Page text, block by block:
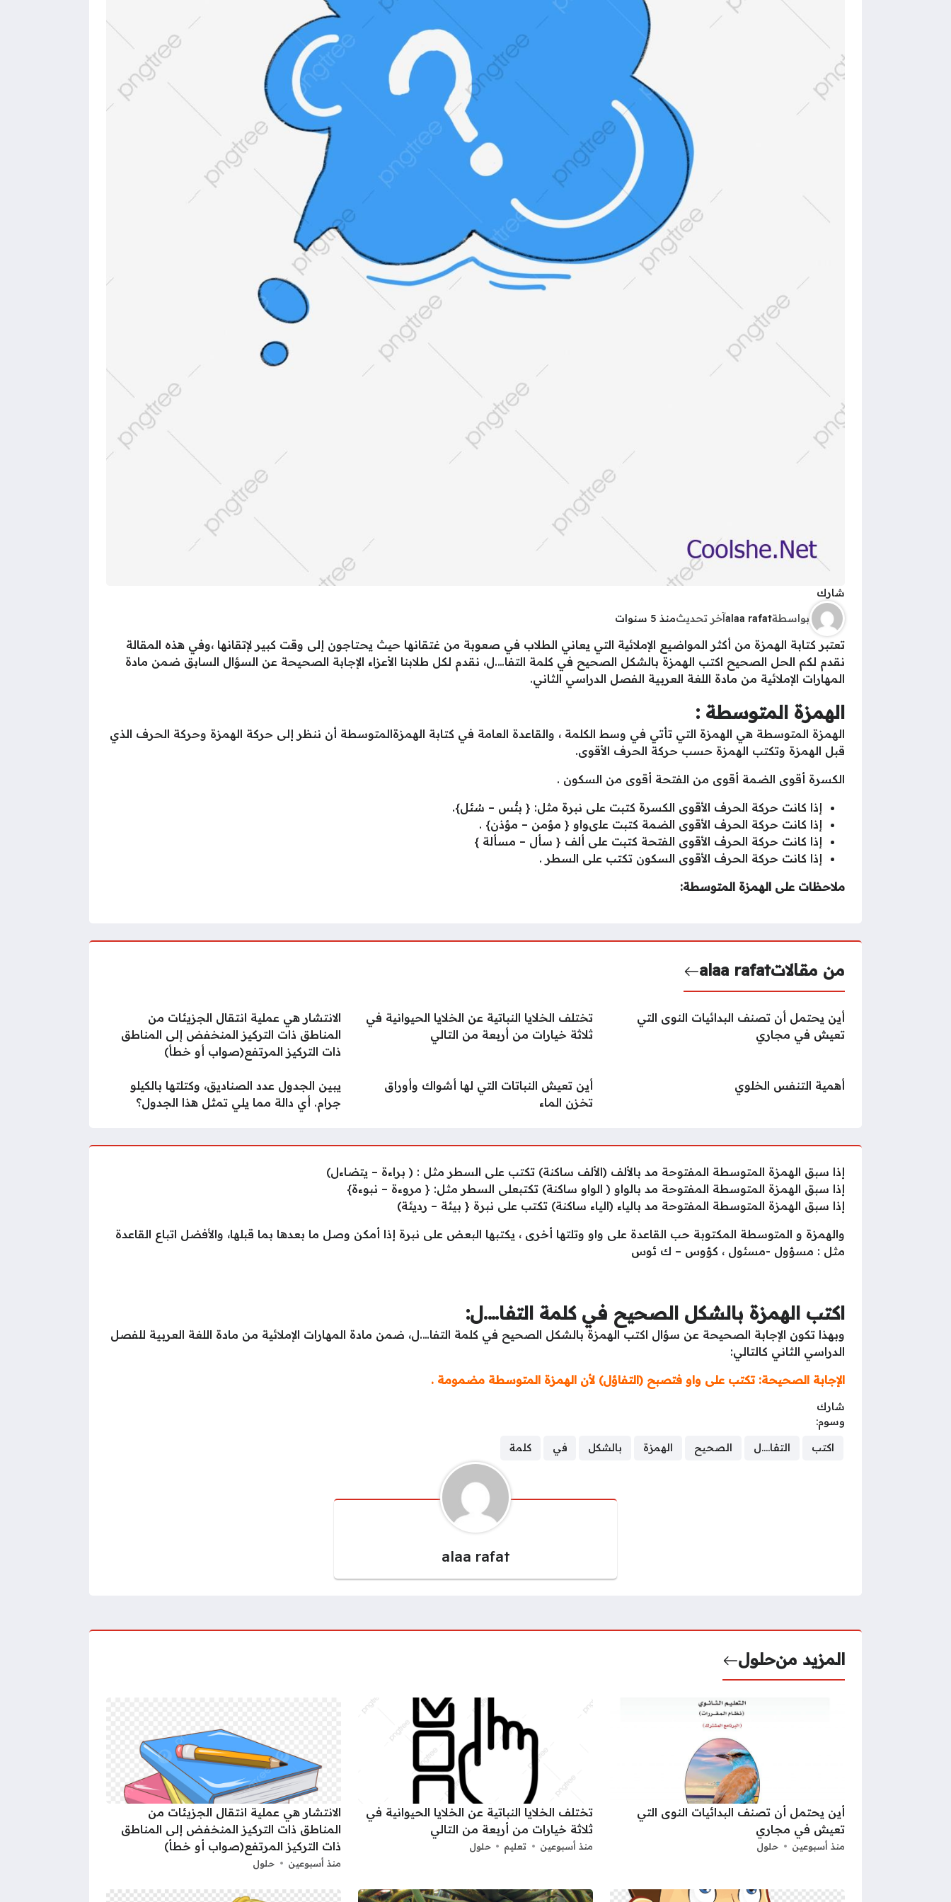
شارك
بواسطةalaa rafatآخر تحديثمنذ 5 سنوات
تعتبر كتابة الهمزة من أكثر المواضيع الإملائية التي يعاني الطلاب في صعوبة من غتقانها حيث يحتاجون إلى وقت كبير لإتقانها ،وفي هذه المقالة
نقدم لكم الحل الصحيح اكتب الهمزة بالشكل الصحيح في كلمة التفا….ل، نقدم لكل طلابنا الأعزاء الإجابة الصحيحة عن السؤال السابق ضمن مادة
المهارات الإملائية من مادة اللغة العربية الفصل الدراسي الثاني.
الهمزة المتوسطة :
الهمزة المتوسطة هي الهمزة التي تأتي في وسط الكلمة ، والقاعدة العامة في كتابة الهمزةالمتوسطة أن ننظر إلى حركة الهمزة وحركة الحرف الذي
قبل الهمزة وتكتب الهمزة حسب حركة الحرف الأقوى.
الكسرة أقوى الضمة أقوى من الفتحة أقوى من السكون .
إذا كانت حركة الحرف الأقوى الكسرة كتبت على نبرة مثل: { بئْس – سُئل}.
إذا كانت حركة الحرف الأقوى الضمة كتبت علىواو { مؤمن – مؤذن} .
إذا كانت حركة الحرف الأقوى الفتحة كتبت على ألف { سأل – مسألة }
إذا كانت حركة الحرف الأقوى السكون تكتب على السطر .
ملاحظات على الهمزة المتوسطة:
من مقالاتalaa rafat
أين يحتمل أن تصنف البدائيات النوى التي
تعيش في مجاري
تختلف الخلايا النباتية عن الخلايا الحيوانية في
ثلاثة خيارات من أربعة من التالي
الانتشار هي عملية انتقال الجزيئات من
المناطق ذات التركيز المنخفض إلى المناطق
ذات التركيز المرتفع(صواب أو خطأ)
أهمية التنفس الخلوي
أين تعيش النباتات التي لها أشواك وأوراق
تخزن الماء
يبين الجدول عدد الصناديق، وكتلتها بالكيلو
جرام. أي دالة مما يلي تمثل هذا الجدول؟
إذا سبق الهمزة المتوسطة المفتوحة مد بالألف (الألف ساكنة) تكتب على السطر مثل : ( براءة – يتضاءل)
إذا سبق الهمزة المتوسطة المفتوحة مد بالواو ( الواو ساكنة) تكتبعلى السطر مثل: { مروءة – نبوءة}
إذا سبق الهمزة المتوسطة المفتوحة مد بالياء (الياء ساكنة) تكتب على نبرة { بيئة – رديئة)
والهمزة و المتوسطة المكتوبة حب القاعدة على واو وتلتها أخرى ، يكتبها البعض على نبرة إذا أمكن وصل ما بعدها بما قبلها، والأفضل اتباع القاعدة
مثل : مسؤول -مسئول ، كؤوس – ك ئوس
اكتب الهمزة بالشكل الصحيح في كلمة التفا….ل:
وبهذا تكون الإجابة الصحيحة عن سؤال اكتب الهمزة بالشكل الصحيح في كلمة التفا….ل، ضمن مادة المهارات الإملائية من مادة اللغة العربية للفصل
الدراسي الثاني كالتالي:
الإجابة الصحيحة: تكتب على واو فتصبح (التفاؤل) لأن الهمزة المتوسطة مضمومة .
شارك
وسوم:
اكتب التفا....ل الصحيح الهمزة بالشكل في كلمة
alaa rafat
المزيد منحلول
أين يحتمل أن تصنف البدائيات النوى التي
تعيش في مجاري
منذ أسبوعين حلول
تختلف الخلايا النباتية عن الخلايا الحيوانية في
ثلاثة خيارات من أربعة من التالي
منذ أسبوعين تعليم حلول
الانتشار هي عملية انتقال الجزيئات من
المناطق ذات التركيز المنخفض إلى المناطق
ذات التركيز المرتفع(صواب أو خطأ)
منذ أسبوعين حلول